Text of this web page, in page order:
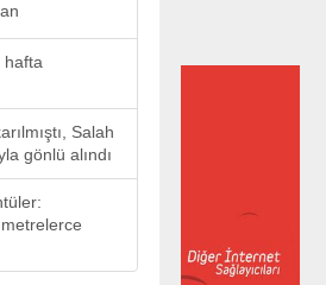
hafta
Salah
gönlü alındı
metrelerce